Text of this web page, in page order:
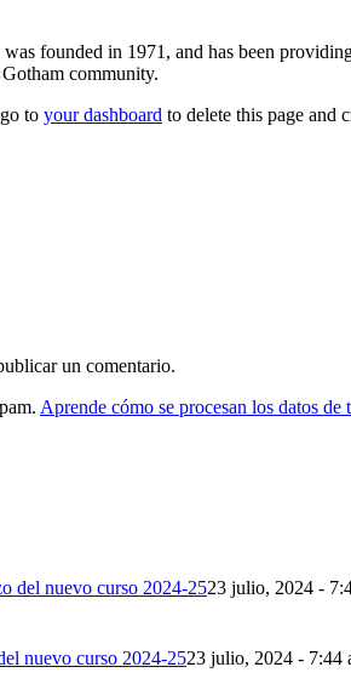
founded in 1971, and has been
community.
to your dashboard to delete this page and
un comentario.
Aprende cómo se procesan los datos de
del nuevo curso 2024-2523 julio, 2024 -
nuevo curso 2024-2523 julio, 2024 - 7:44